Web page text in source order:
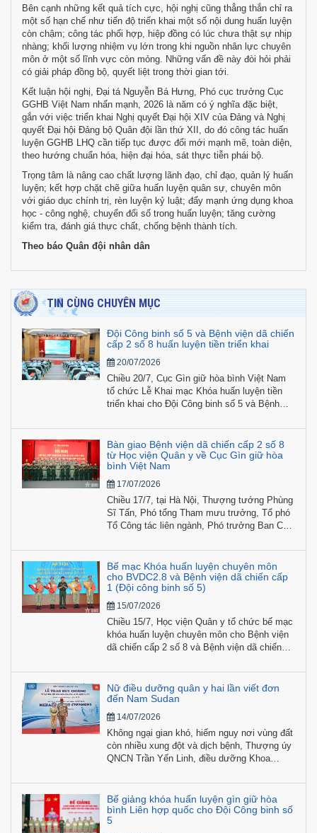
Bên cạnh những kết quả tích cực, hội nghị cũng thẳng thắn chỉ ra
một số hạn chế như tiến độ triển khai một số nội dung huấn luyện
còn chậm; công tác phối hợp, hiệp đồng có lúc chưa thật sự nhịp
nhàng; khối lượng nhiệm vụ lớn trong khi nguồn nhân lực chuyên
môn ở một số lĩnh vực còn mỏng. Những vấn đề này đòi hỏi phải
có giải pháp đồng bộ, quyết liệt trong thời gian tới.
Kết luận hội nghị, Đại tá Nguyễn Bá Hưng, Phó cục trưởng Cục
GGHB Việt Nam nhấn mạnh, 2026 là năm có ý nghĩa đặc biệt,
gắn với việc triển khai Nghị quyết Đại hội XIV của Đảng và Nghị
quyết Đại hội Đảng bộ Quân đội lần thứ XII, do đó công tác huấn
luyện GGHB LHQ cần tiếp tục được đổi mới mạnh mẽ, toàn diện,
theo hướng chuẩn hóa, hiện đại hóa, sát thực tiễn phái bộ.
Trọng tâm là nâng cao chất lượng lãnh đạo, chỉ đạo, quản lý huấn
luyện; kết hợp chặt chẽ giữa huấn luyện quân sự, chuyên môn
với giáo dục chính trị, rèn luyện kỷ luật; đẩy mạnh ứng dụng khoa
học - công nghệ, chuyển đổi số trong huấn luyện; tăng cường
kiểm tra, đánh giá thực chất, chống bệnh thành tích.
Theo báo Quân đội nhân dân
TIN CÙNG CHUYÊN MỤC
Đội Công binh số 5 và Bệnh viện dã chiến
cấp 2 số 8 huấn luyện tiền triển khai
20/07/2026
Chiều 20/7, Cục Gìn giữ hòa bình Việt Nam
tổ chức Lễ Khai mạc Khóa huấn luyện tiền
triển khai cho Đội Công binh số 5 và Bệnh
gìn giữ hòa bình Liên hợp quốc năm 2026.
Bàn giao Bệnh viện dã chiến cấp 2 số 8
từ Học viện Quân y về Cục Gìn giữ hòa
bình Việt Nam
17/07/2026
Chiều 17/7, tại Hà Nội, Thượng tướng Phùng
Sĩ Tấn, Phó tổng Tham mưu trưởng, Tổ phó
Tổ Công tác liên ngành, Phó trưởng Ban Chỉ
gia hoạt động gìn giữ hòa bình Liên hợp quốc
chủ trì hội nghị bàn giao nguyên trạng Bệnh
viện dã chiến cấp 2 số 8 từ Học viện Quân y
về Cục Gìn giữ hòa bình Việt Nam.
Bế mạc Khóa huấn luyện chuyên môn
cho BVDC2.8 và Bệnh viện dã chiến cấp
1 (Đội công binh số 5)
15/07/2026
Chiều 15/7, Học viện Quân y tổ chức bế mạc
khóa huấn luyện chuyên môn cho Bệnh viện
dã chiến cấp 2 số 8 và Bệnh viện dã chiến
động gìn giữ hòa bình Liên hợp quốc.
Nữ điều dưỡng quân y hai lần viết đơn
đến Nam Sudan
14/07/2026
Không ngại gian khó, hiểm nguy nơi vùng đất
còn nhiều xung đột và dịch bệnh, Thượng úy
QNCN Trần Yến Linh, điều dưỡng Khoa
(Quân khu 9), hai lần viết đơn tình nguyện
tham gia lực lượng Phái bộ Gìn giữ hòa bình
Liên hợp quốc.
Bế giảng khóa huấn luyện gìn giữ hòa
bình Liên hợp quốc cho Đội Công binh số
5